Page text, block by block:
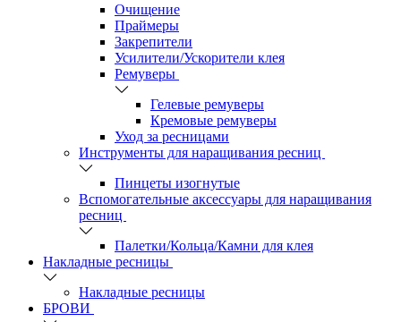
Очищение
Праймеры
Закрепители
Усилители/Ускорители клея
Ремуверы
Гелевые ремуверы
Кремовые ремуверы
Уход за ресницами
Инструменты для наращивания ресниц
Пинцеты изогнутые
Вспомогательные аксессуары для наращивания
ресниц
Палетки/Кольца/Камни для клея
Накладные ресницы
Накладные ресницы
БРОВИ